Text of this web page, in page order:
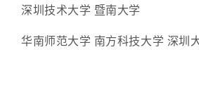
深圳技术大学 暨南大学
华南师范大学 南方科技大学 深圳